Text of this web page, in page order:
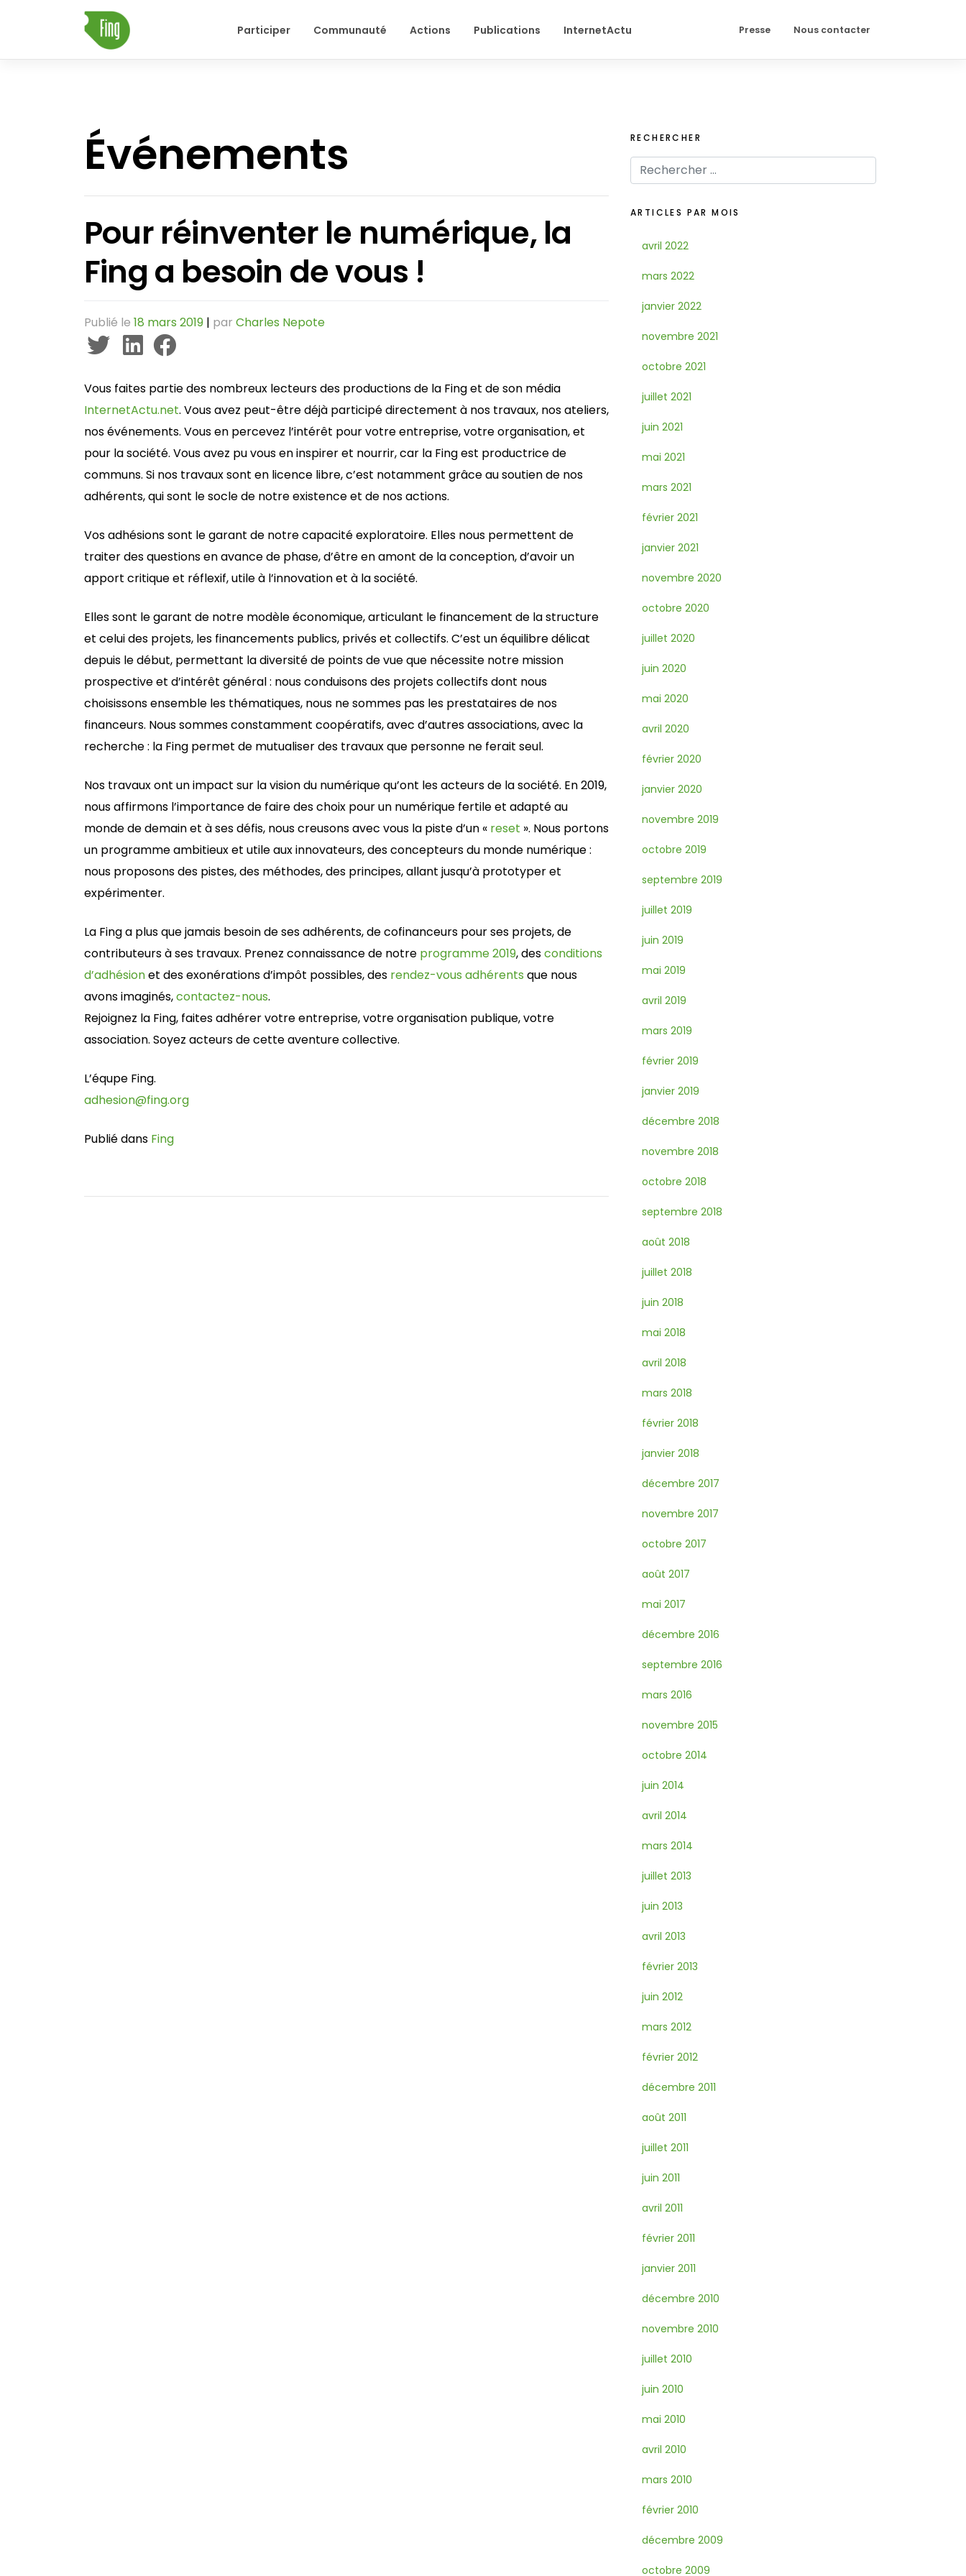
Participer Communauté Actions Publications InternetActu Presse Nous contacter
Événements
Pour réinventer le numérique, la
Fing a besoin de vous !
Publié le 18 mars 2019 | par Charles Nepote
Vous faites partie des nombreux lecteurs des productions de la Fing et de son média
InternetActu.net. Vous avez peut-être déjà participé directement à nos travaux, nos ateliers,
nos événements. Vous en percevez l’intérêt pour votre entreprise, votre organisation, et
pour la société. Vous avez pu vous en inspirer et nourrir, car la Fing est productrice de
communs. Si nos travaux sont en licence libre, c’est notamment grâce au soutien de nos
adhérents, qui sont le socle de notre existence et de nos actions.
Vos adhésions sont le garant de notre capacité exploratoire. Elles nous permettent de
traiter des questions en avance de phase, d’être en amont de la conception, d’avoir un
apport critique et réflexif, utile à l’innovation et à la société.
Elles sont le garant de notre modèle économique, articulant le financement de la structure
et celui des projets, les financements publics, privés et collectifs. C’est un équilibre délicat
depuis le début, permettant la diversité de points de vue que nécessite notre mission
prospective et d’intérêt général : nous conduisons des projets collectifs dont nous
choisissons ensemble les thématiques, nous ne sommes pas les prestataires de nos
financeurs. Nous sommes constamment coopératifs, avec d’autres associations, avec la
recherche : la Fing permet de mutualiser des travaux que personne ne ferait seul.
Nos travaux ont un impact sur la vision du numérique qu’ont les acteurs de la société. En 2019,
nous affirmons l’importance de faire des choix pour un numérique fertile et adapté au
monde de demain et à ses défis, nous creusons avec vous la piste d’un « reset ». Nous portons
un programme ambitieux et utile aux innovateurs, des concepteurs du monde numérique :
nous proposons des pistes, des méthodes, des principes, allant jusqu’à prototyper et
expérimenter.
La Fing a plus que jamais besoin de ses adhérents, de cofinanceurs pour ses projets, de
contributeurs à ses travaux. Prenez connaissance de notre programme 2019, desconditions
d’adhésionet des exonérations d’impôt possibles, des rendez-vous adhérents que nous
avons imaginés,contactez-nous.
Rejoignez la Fing, faites adhérer votre entreprise, votre organisation publique, votre
association. Soyez acteurs de cette aventure collective.
L’équpe Fing.
adhesion@fing.org
Publié dans Fing
RECHERCHER
ARTICLES PAR MOIS
avril 2022
mars 2022
janvier 2022
novembre 2021
octobre 2021
juillet 2021
juin 2021
mai 2021
mars 2021
février 2021
janvier 2021
novembre 2020
octobre 2020
juillet 2020
juin 2020
mai 2020
avril 2020
février 2020
janvier 2020
novembre 2019
octobre 2019
septembre 2019
juillet 2019
juin 2019
mai 2019
avril 2019
mars 2019
février 2019
janvier 2019
décembre 2018
novembre 2018
octobre 2018
septembre 2018
août 2018
juillet 2018
juin 2018
mai 2018
avril 2018
mars 2018
février 2018
janvier 2018
décembre 2017
novembre 2017
octobre 2017
août 2017
mai 2017
décembre 2016
septembre 2016
mars 2016
novembre 2015
octobre 2014
juin 2014
avril 2014
mars 2014
juillet 2013
juin 2013
avril 2013
février 2013
juin 2012
mars 2012
février 2012
décembre 2011
août 2011
juillet 2011
juin 2011
avril 2011
février 2011
janvier 2011
décembre 2010
novembre 2010
juillet 2010
juin 2010
mai 2010
avril 2010
mars 2010
février 2010
décembre 2009
octobre 2009